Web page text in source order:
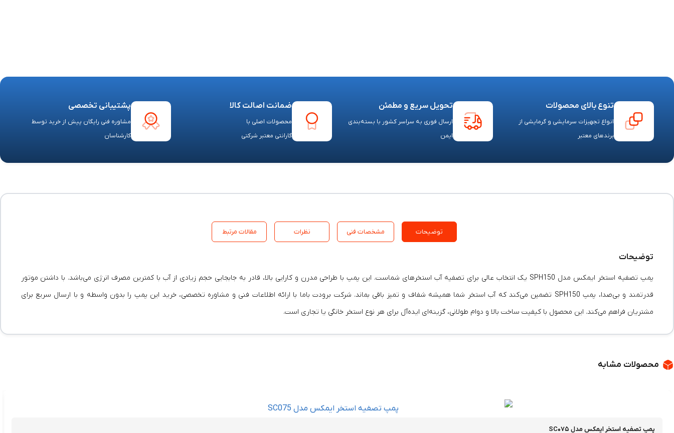
تنوع بالای محصولات
انواع تجهیزات سرمایشی و گرمایشی از
برندهای معتبر
تحویل سریع و مطمئن
ارسال فوری به سراسر کشور با بسته‌بندی
ایمن
ضمانت اصالت کالا
محصولات اصلی با
گارانتی معتبر شرکتی
پشتیبانی تخصصی
مشاوره فنی رایگان پیش از خرید توسط
کارشناسان
توضیحات مشخصات فنی نظرات مقالات مرتبط
توضیحات
پمپ تصفیه استخر ایمکس مدل SPH150 یک انتخاب عالی برای تصفیه آب استخرهای شماست. این پمپ با طراحی مدرن و کارایی بالا، قادر به جابجایی حجم زیادی از آب با کمترین مصرف انرژی می‌باشد. با داشتن موتور
قدرتمند و بی‌صدا، پمپ SPH150 تضمین می‌کند که آب استخر شما همیشه شفاف و تمیز باقی بماند. شرکت برودت باما با ارائه اطلاعات فنی و مشاوره تخصصی، خرید این پمپ را بدون واسطه و با ارسال سریع برای
مشتریان فراهم می‌کند. این محصول با کیفیت ساخت بالا و دوام طولانی، گزینه‌ای ایده‌آل برای هر نوع استخر خانگی یا تجاری است.
محصولات مشابه
پمپ تصفیه استخر ایمکس مدل SC۰۷۵